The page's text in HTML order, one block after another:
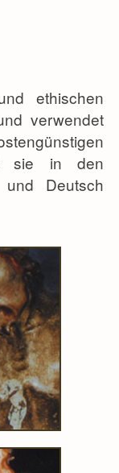
ethischen
verwendet
sie in den
Deutsch